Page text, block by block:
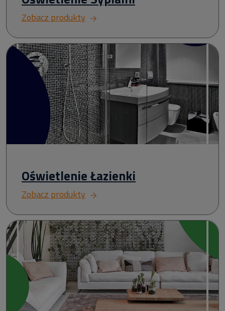
Zobacz produkty
Oświetlenie Łazienki
Zobacz produkty